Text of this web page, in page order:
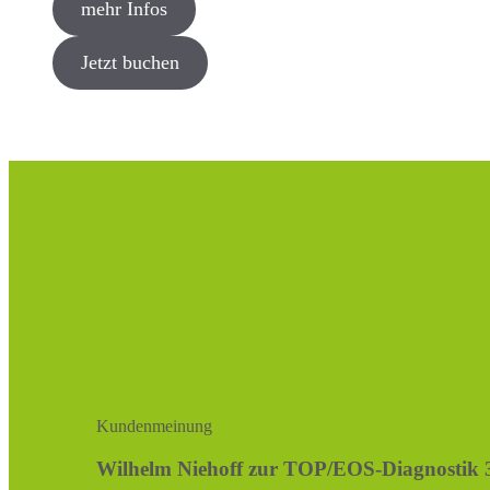
mehr Infos
Jetzt buchen
Kundenmeinung
Wilhelm Niehoff zur TOP/EOS-Diagnostik